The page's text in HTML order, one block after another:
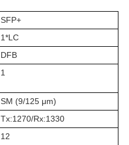
SFP+
1*LC
DFB
1
SМ (9/125 μm)
Tx:1270/Rx:1330
12